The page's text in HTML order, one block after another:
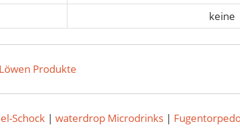
keine
Produkte
Schock | waterdrop Microdrinks |